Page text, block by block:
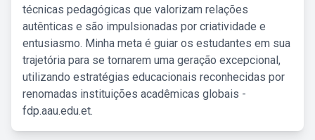
técnicas pedagógicas que valorizam relações
autênticas e são impulsionadas por criatividade e
entusiasmo. Minha meta é guiar os estudantes em sua
trajetória para se tornarem uma geração excepcional,
utilizando estratégias educacionais reconhecidas por
renomadas instituições acadêmicas globais -
fdp.aau.edu.et.